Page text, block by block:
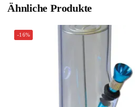
Ähnliche Produkte
-16%